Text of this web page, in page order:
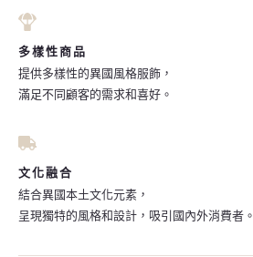
多樣性商品
提供多樣性的異國風格服飾，
滿足不同顧客的需求和喜好。
文化融合
結合異國本土文化元素，
呈現獨特的風格和設計，吸引國內外消費者。